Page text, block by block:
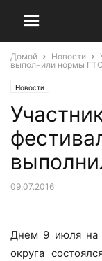
Домой Новости
выполнили нормы
Новости
09.07.2016
Днем 9 июля на
округа